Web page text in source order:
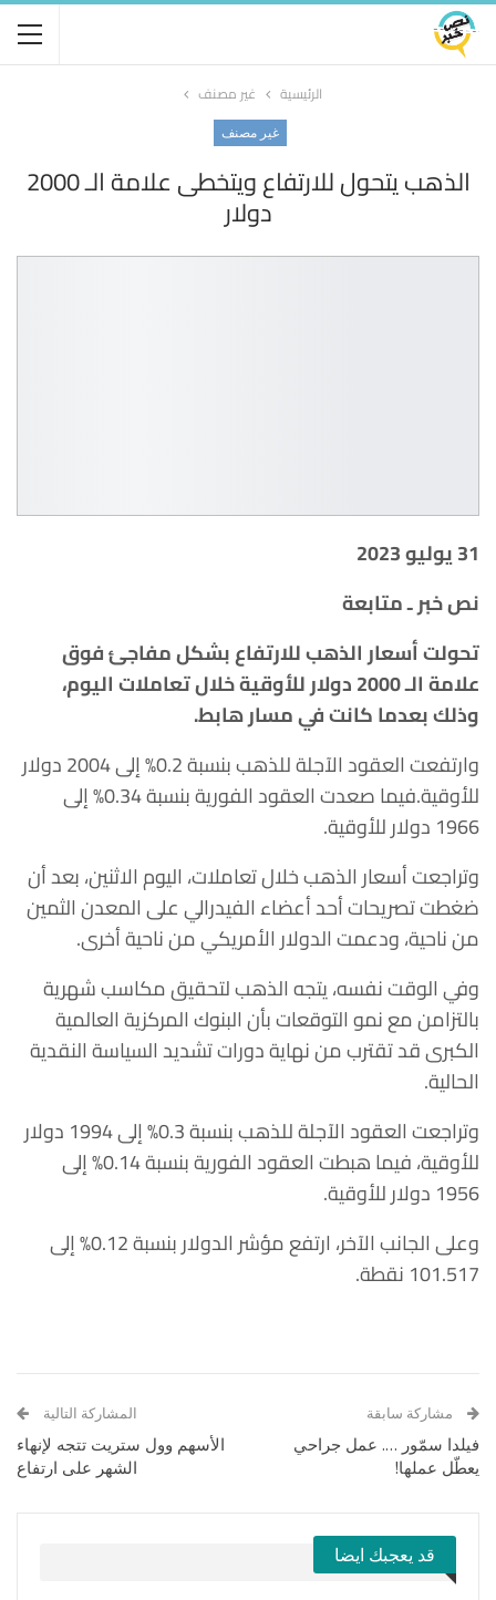
الرئيسية غير مصنف
غير مصنف
الذهب يتحول للارتفاع ويتخطى علامة الـ 2000
دولار
31 يوليو 2023
نص خبر ـ متابعة
تحولت أسعار الذهب للارتفاع بشكل مفاجئ فوق
علامة الـ 2000 دولار للأوقية خلال تعاملات اليوم،
وذلك بعدما كانت في مسار هابط.
وارتفعت العقود الآجلة للذهب بنسبة 0.2% إلى 2004 دولار
للأوقية.فيما صعدت العقود الفورية بنسبة 0.34% إلى
1966 دولار للأوقية.
وتراجعت أسعار الذهب خلال تعاملات، اليوم الاثنين، بعد أن
ضغطت تصريحات أحد أعضاء الفيدرالي على المعدن الثمين
من ناحية، ودعمت الدولار الأمريكي من ناحية أخرى.
وفي الوقت نفسه، يتجه الذهب لتحقيق مكاسب شهرية
بالتزامن مع نمو التوقعات بأن البنوك المركزية العالمية
الكبرى قد تقترب من نهاية دورات تشديد السياسة النقدية
الحالية.
وتراجعت العقود الآجلة للذهب بنسبة 0.3% إلى 1994 دولار
للأوقية، فيما هبطت العقود الفورية بنسبة 0.14% إلى
1956 دولار للأوقية.
وعلى الجانب الآخر، ارتفع مؤشر الدولار بنسبة 0.12% إلى
101.517 نقطة.
مشاركة سابقة
فيلدا سمّور …. عمل جراحي
يعطّل عملها!
المشاركة التالية
الأسهم وول ستريت تتجه لإنهاء
الشهر على ارتفاع
قد يعجبك ايضا